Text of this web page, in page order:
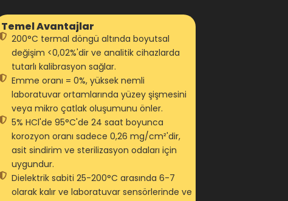
Temel Avantajlar
200°C termal döngü altında boyutsal
değişim <0,02%'dir ve analitik cihazlarda
tutarlı kalibrasyon sağlar.
Emme oranı = 0%, yüksek nemli
laboratuvar ortamlarında yüzey şişmesini
veya mikro çatlak oluşumunu önler.
5% HCl'de 95°C'de 24 saat boyunca
korozyon oranı sadece 0,26 mg/cm²'dir,
asit sindirim ve sterilizasyon odaları için
uygundur.
Dielektrik sabiti 25-200°C arasında 6-7
olarak kalır ve laboratuvar sensörlerinde ve